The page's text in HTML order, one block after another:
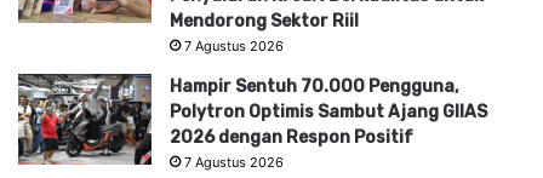
Mendorong Sektor Riil
7 Agustus 2026
Hampir Sentuh 70.000 Pengguna,
Polytron Optimis Sambut Ajang GIIAS
2026 dengan Respon Positif
7 Agustus 2026